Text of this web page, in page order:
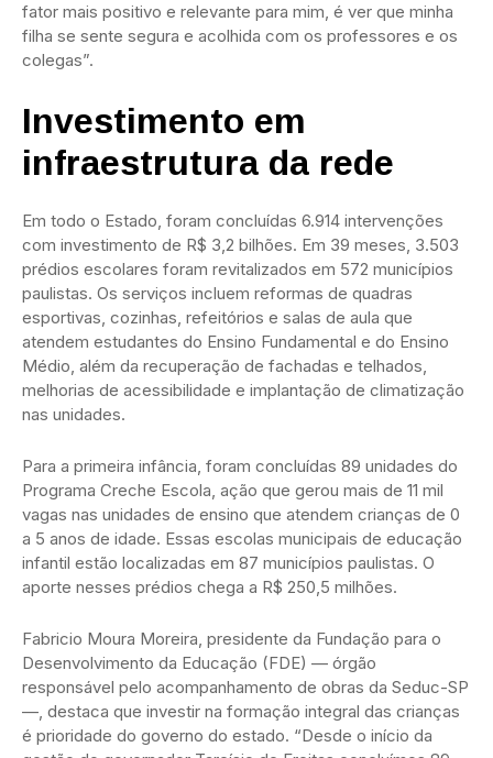
fator mais positivo e relevante para mim, é ver que minha
filha se sente segura e acolhida com os professores e os
colegas”.
Investimento em
infraestrutura da rede
Em todo o Estado, foram concluídas 6.914 intervenções
com investimento de R$ 3,2 bilhões. Em 39 meses, 3.503
prédios escolares foram revitalizados em 572 municípios
paulistas. Os serviços incluem reformas de quadras
esportivas, cozinhas, refeitórios e salas de aula que
atendem estudantes do Ensino Fundamental e do Ensino
Médio, além da recuperação de fachadas e telhados,
melhorias de acessibilidade e implantação de climatização
nas unidades.
Para a primeira infância, foram concluídas 89 unidades do
Programa Creche Escola, ação que gerou mais de 11 mil
vagas nas unidades de ensino que atendem crianças de 0
a 5 anos de idade. Essas escolas municipais de educação
infantil estão localizadas em 87 municípios paulistas. O
aporte nesses prédios chega a R$ 250,5 milhões.
Fabricio Moura Moreira, presidente da Fundação para o
Desenvolvimento da Educação (FDE) — órgão
responsável pelo acompanhamento de obras da Seduc-SP
—, destaca que investir na formação integral das crianças
é prioridade do governo do estado. “Desde o início da